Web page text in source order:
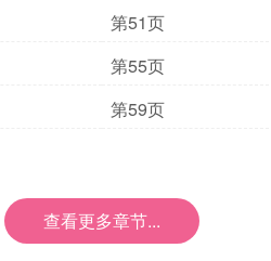
第51页
第55页
第59页
查看更多章节...